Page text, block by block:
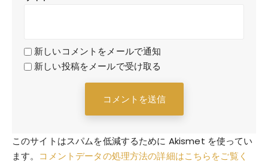
新しいコメントをメールで通知
新しい投稿をメールで受け取る
このサイトはスパムを低減するために Akismet を使ってい
ます。 コメントデータの処理方法の詳細はこちらをご覧く